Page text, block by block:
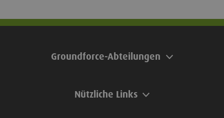
Groundforce-Abteilungen
Nützliche Links